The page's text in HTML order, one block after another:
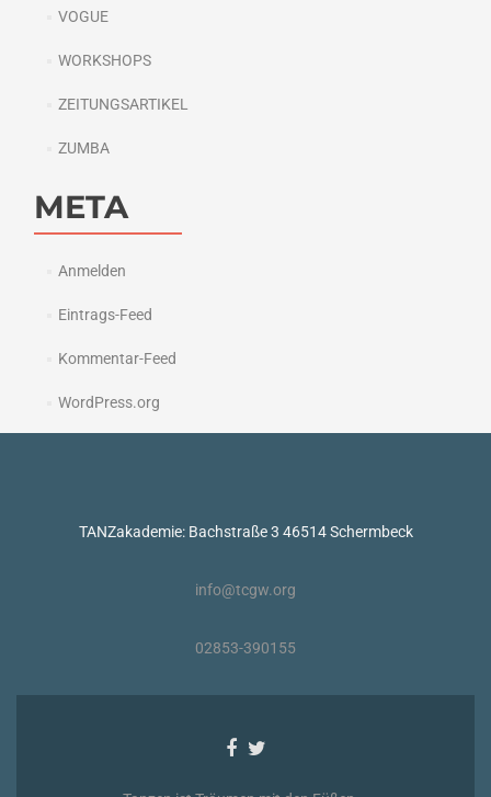
VOGUE
WORKSHOPS
ZEITUNGSARTIKEL
ZUMBA
META
Anmelden
Eintrags-Feed
Kommentar-Feed
WordPress.org
TANZakademie: Bachstraße 3 46514 Schermbeck
info@tcgw.org
02853-390155
Facebook-
Twitter-